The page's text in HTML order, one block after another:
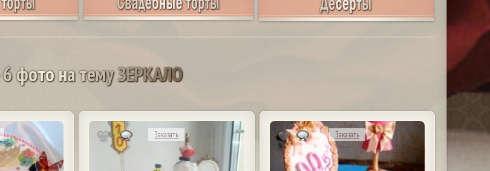
6фотонатемуЗЕРКАЛО
1 Заказать Заказать